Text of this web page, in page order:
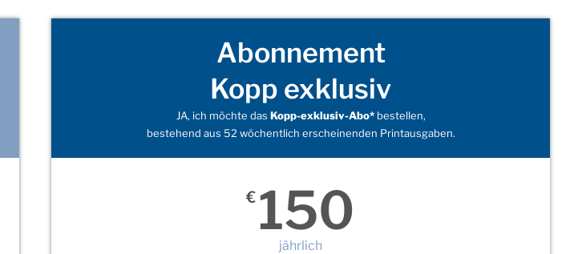
Abonnement
Kopp exklusiv
JA, ich möchte das Kopp-exklusiv-Abo*bestellen,
bestehend aus 52 wöchentlich erscheinenden Printausgaben.
€ 150
jährlich